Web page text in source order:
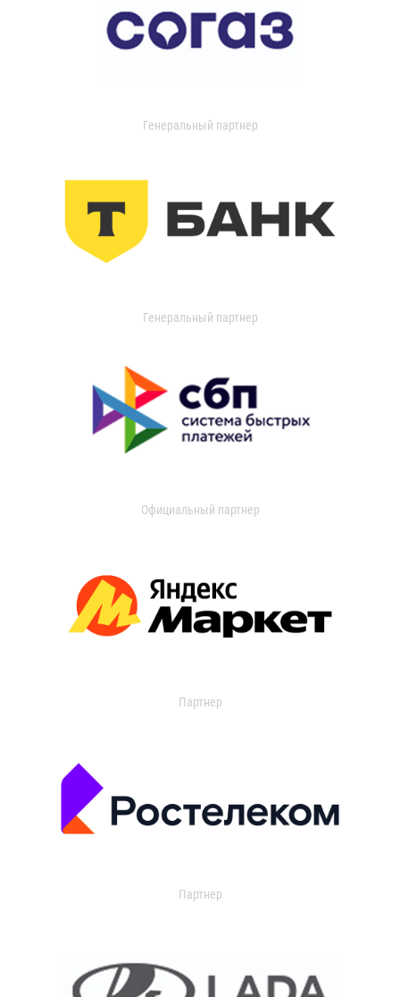
Генеральный партнер
Генеральный партнер
Официальный партнер
Партнер
Партнер